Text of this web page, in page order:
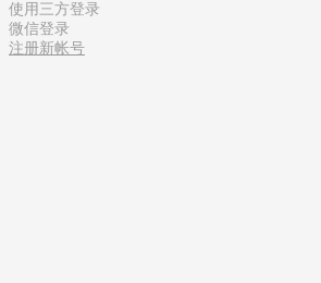
使用三方登录
微信登录
注册新帐号